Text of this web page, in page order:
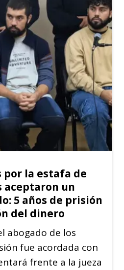
por la estafa de
aceptaron un
5 años de prisión
del dinero
abogado de los
fue acordada con
frente a la jueza